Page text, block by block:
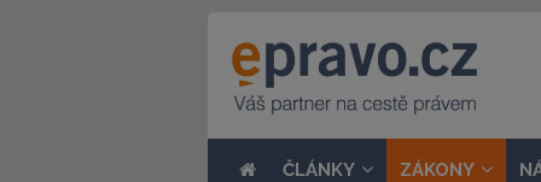
ČLÁNKY ZÁKONY